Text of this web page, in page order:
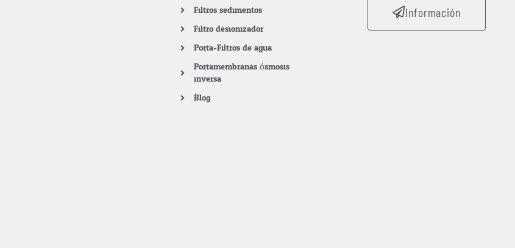
Filtros sedimentos
Filtro desionizador
Porta-Filtros de agua
Portamembranas ósmosis
inversa
Blog
Información